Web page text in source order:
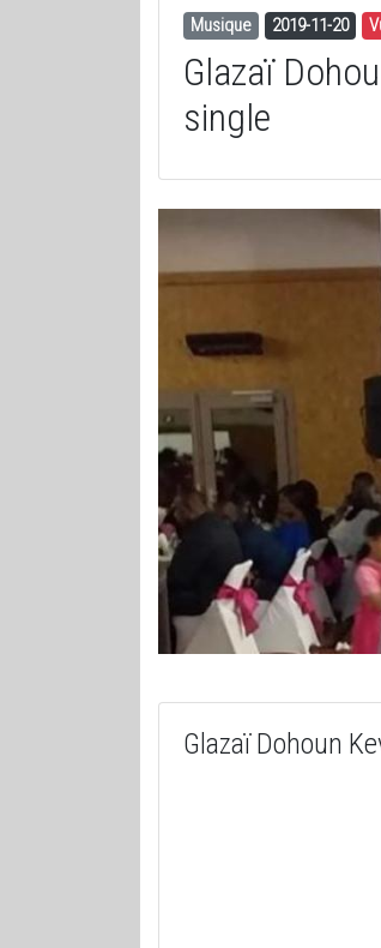
Musique 2019-11-20
Glazaï
single
Glazaï Dohoun